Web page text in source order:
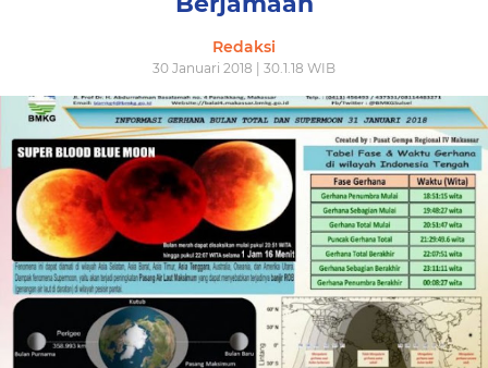
Redaksi
30 Januari 2018 | 30.1.18 WIB